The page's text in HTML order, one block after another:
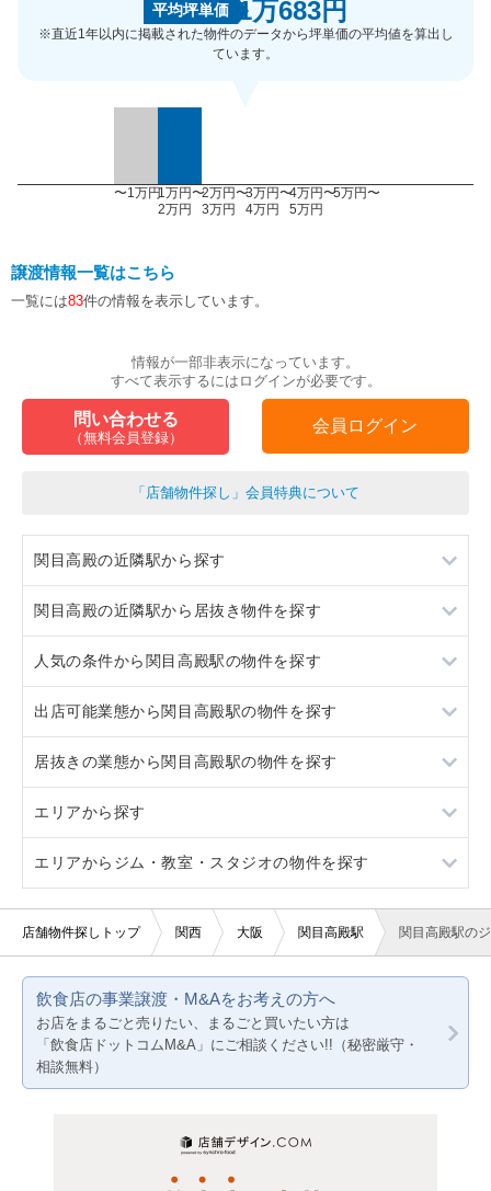
平均坪単価 1万683円
※直近1年以内に掲載された物件のデータから坪単価の平均値を算出し
ています。
〜1万円1万円〜
2万円
2万円〜
3万円
3万円〜
4万円
4万円〜
5万円
5万円〜
譲渡情報一覧はこちら
一覧には83件の情報を表示しています。
情報が一部非表示になっています。
すべて表示するにはログインが必要です。
問い合わせる
（無料会員登録）
会員ログイン
「店舗物件探し」会員特典について
関目高殿の近隣駅から探す
野江内代
千林大宮
都島
太子橋今市
関目高殿の近隣駅から居抜き物件を探す
野江内代
千林大宮
都島
太子橋今市
人気の条件から関目高殿駅の物件を探す
居抜き
看板取り付け可
出店可能業態から関目高殿駅の物件を探す
重飲食
軽飲食
バー・クラブ
美容室・理容室
医療・歯科・クリニック
物販・小売
居抜きの業態から関目高殿駅の物件を探す
居酒屋・ダイニングバー
エリアから探す
大阪
京都
エリアからジム・教室・スタジオの物件を探す
大阪
兵庫
店舗物件探しトップ 関西 大阪 関目高殿駅 関目高殿駅の
飲食店の事業譲渡・M&Aをお考えの方へ
お店をまるごと売りたい、まるごと買いたい方は
「飲食店ドットコムM&A」にご相談ください!!（秘密厳守・
相談無料）